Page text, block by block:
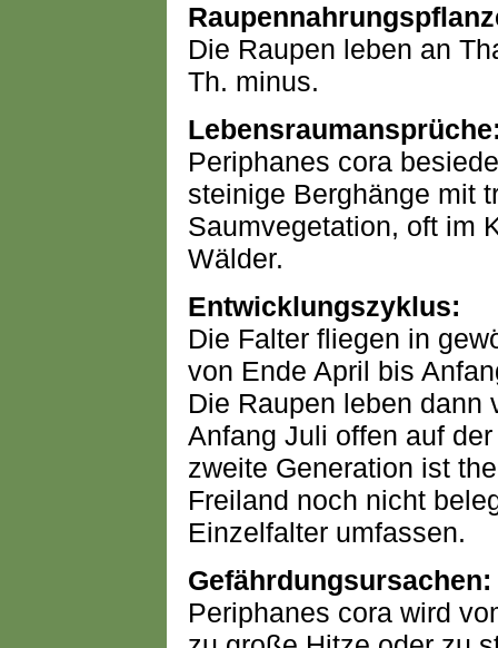
Die Raupen leben an
Th. minus.
Periphanes cora
steinige Berghänge mit
Saumvegetation, oft im
Wälder.
Entwicklungszyklus:
Die Falter fliegen in
von Ende April bis
Die Raupen leben dann
Anfang Juli offen auf
zweite Generation ist
Freiland noch nicht
Einzelfalter umfassen.
Gefährdungsursachen:
Periphanes cora wird